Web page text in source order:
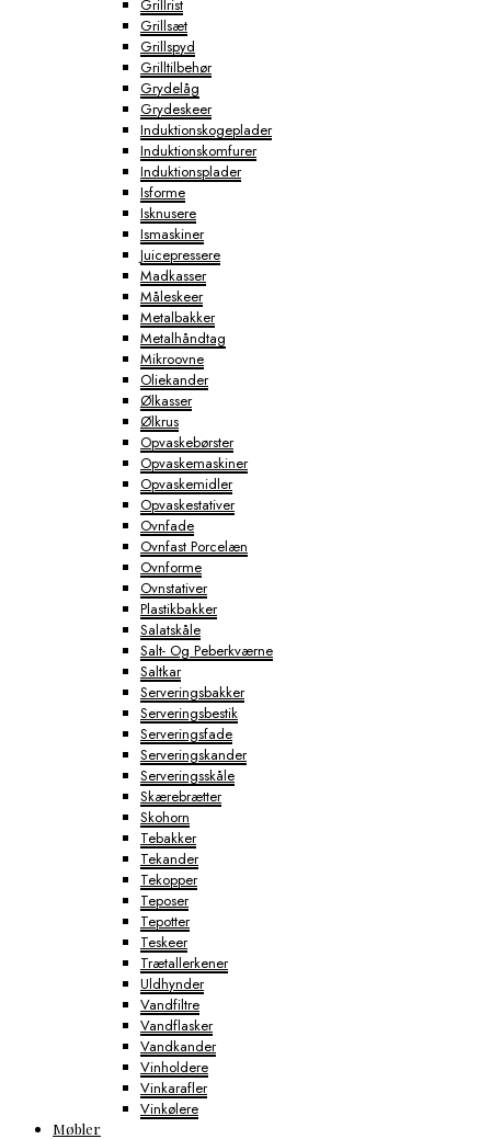
Grillrist
Grillsæt
Grillspyd
Grilltilbehør
Grydelåg
Grydeskeer
Induktionskogeplader
Induktionskomfurer
Induktionsplader
Isforme
Isknusere
Ismaskiner
Juicepressere
Madkasser
Måleskeer
Metalbakker
Metalhåndtag
Mikroovne
Oliekander
Ølkasser
Ølkrus
Opvaskebørster
Opvaskemaskiner
Opvaskemidler
Opvaskestativer
Ovnfade
Ovnfast Porcelæn
Ovnforme
Ovnstativer
Plastikbakker
Salatskåle
Salt- Og Peberkværne
Saltkar
Serveringsbakker
Serveringsbestik
Serveringsfade
Serveringskander
Serveringsskåle
Skærebrætter
Skohorn
Tebakker
Tekander
Tekopper
Teposer
Tepotter
Teskeer
Trætallerkener
Uldhynder
Vandfiltre
Vandflasker
Vandkander
Vinholdere
Vinkarafler
Vinkølere
Møbler